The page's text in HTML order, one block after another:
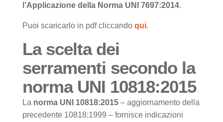
l’Applicazione della Norma UNI 7697:2014.
Puoi scaricarlo in pdf cliccando qui.
La scelta dei
serramenti secondo la
norma UNI 10818:2015
La norma UNI 10818:2015– aggiornamento della
precedente 10818:1999 – fornisce indicazioni